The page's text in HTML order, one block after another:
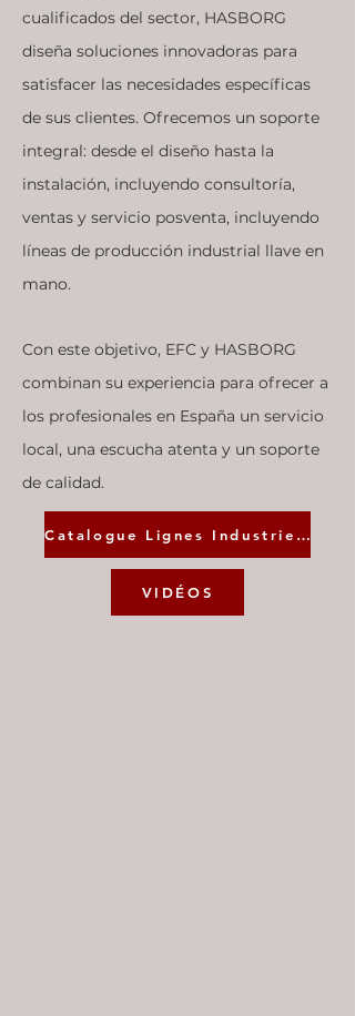
cualificados del sector, HASBORG
diseña soluciones innovadoras para
satisfacer las necesidades específicas
de sus clientes. Ofrecemos un soporte
integral: desde el diseño hasta la
instalación, incluyendo consultoría,
ventas y servicio posventa, incluyendo
líneas de producción industrial llave en
mano.
Con este objetivo, EFC y HASBORG
combinan su experiencia para ofrecer a
los profesionales en España un servicio
local, una escucha atenta y un soporte
de calidad.
Catalogue Lignes Industrielles
VIDÉOS